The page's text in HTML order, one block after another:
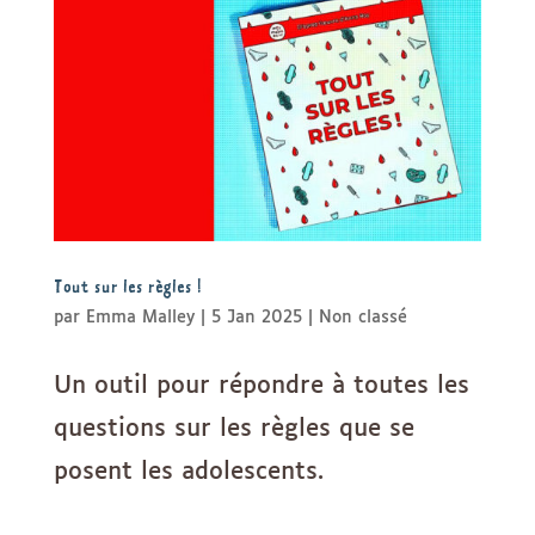
Tout sur les règles !
par Emma Malley| 5 Jan 2025| Non classé
Un outil pour répondre à toutes les
questions sur les règles que se
posent les adolescents.